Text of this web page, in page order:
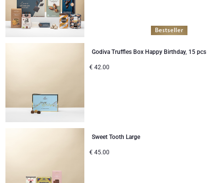
Godiva Truffles Box Happy Birthday, 15 pcs
€ 42.00
Sweet Tooth Large
€ 45.00